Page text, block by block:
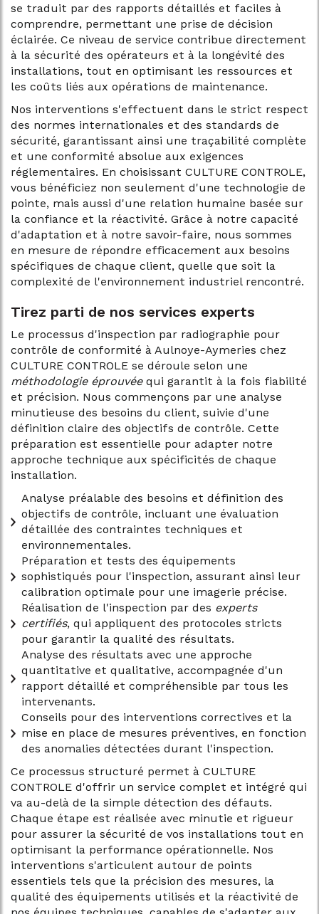
se traduit par des rapports détaillés et faciles à
comprendre, permettant une prise de décision
éclairée. Ce niveau de service contribue directement
à la sécurité des opérateurs et à la longévité des
installations, tout en optimisant les ressources et
les coûts liés aux opérations de maintenance.
Nos interventions s'effectuent dans le strict respect
des normes internationales et des standards de
sécurité, garantissant ainsi une traçabilité complète
et une conformité absolue aux exigences
réglementaires. En choisissant CULTURE CONTROLE,
vous bénéficiez non seulement d'une technologie de
pointe, mais aussi d'une relation humaine basée sur
la confiance et la réactivité. Grâce à notre capacité
d'adaptation et à notre savoir-faire, nous sommes
en mesure de répondre efficacement aux besoins
spécifiques de chaque client, quelle que soit la
complexité de l'environnement industriel rencontré.
Tirez parti de nos services experts
Le processus d'inspection par radiographie pour
contrôle de conformité à Aulnoye-Aymeries chez
CULTURE CONTROLE se déroule selon une
méthodologie éprouvéequi garantit à la fois fiabilité
et précision. Nous commençons par une analyse
minutieuse des besoins du client, suivie d'une
définition claire des objectifs de contrôle. Cette
préparation est essentielle pour adapter notre
approche technique aux spécificités de chaque
installation.
Analyse préalable des besoins et définition des
objectifs de contrôle, incluant une évaluation
détaillée des contraintes techniques et
environnementales.
Préparation et tests des équipements
sophistiqués pour l'inspection, assurant ainsi leur
calibration optimale pour une imagerie précise.
Réalisation de l'inspection par des experts
certifiés, qui appliquent des protocoles stricts
pour garantir la qualité des résultats.
Analyse des résultats avec une approche
quantitative et qualitative, accompagnée d'un
rapport détaillé et compréhensible par tous les
intervenants.
Conseils pour des interventions correctives et la
mise en place de mesures préventives, en fonction
des anomalies détectées durant l'inspection.
Ce processus structuré permet à CULTURE
CONTROLE d'offrir un service complet et intégré qui
va au-delà de la simple détection des défauts.
Chaque étape est réalisée avec minutie et rigueur
pour assurer la sécurité de vos installations tout en
optimisant la performance opérationnelle. Nos
interventions s'articulent autour de points
essentiels tels que la précision des mesures, la
qualité des équipements utilisés et la réactivité de